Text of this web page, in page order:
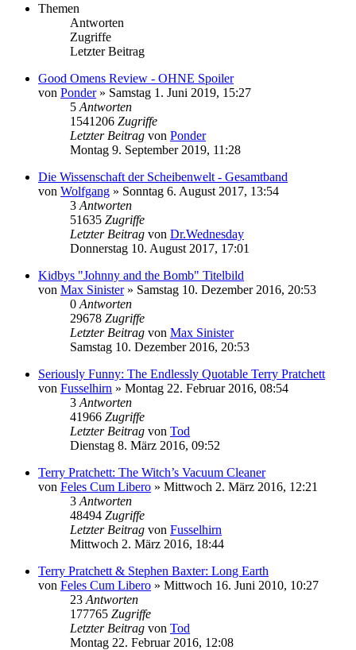
Themen
Antworten
Zugriffe
Letzter Beitrag
Good Omens Review - OHNE Spoiler
von Ponder» Samstag 1. Juni 2019, 15:27
5 Antworten
1541206 Zugriffe
Letzter Beitrag von Ponder
Montag 9. September 2019, 11:28
Die Wissenschaft der Scheibenwelt - Gesamtband
von Wolfgang » Sonntag 6. August 2017, 13:54
3 Antworten
51635 Zugriffe
Letzter Beitrag von Dr.Wednesday
Donnerstag 10. August 2017, 17:01
Kidbys "Johnny and the Bomb" Titelbild
von Max Sinister» Samstag 10. Dezember 2016, 20:53
0 Antworten
29678 Zugriffe
Letzter Beitrag von Max Sinister
Samstag 10. Dezember 2016, 20:53
Seriously Funny: The Endlessly Quotable Terry Pratchett
von Fusselhirn » Montag 22. Februar 2016, 08:54
3 Antworten
41966 Zugriffe
Letzter Beitrag von Tod
Dienstag 8. März 2016, 09:52
Terry Pratchett: The Witch’s Vacuum Cleaner
von Feles Cum Libero » Mittwoch 2. März 2016, 12:21
3 Antworten
48494 Zugriffe
Letzter Beitrag von Fusselhirn
Mittwoch 2. März 2016, 18:44
Terry Pratchett & Stephen Baxter: Long Earth
von Feles Cum Libero » Mittwoch 16. Juni 2010, 10:27
23 Antworten
177765 Zugriffe
Letzter Beitrag von Tod
Montag 22. Februar 2016, 12:08